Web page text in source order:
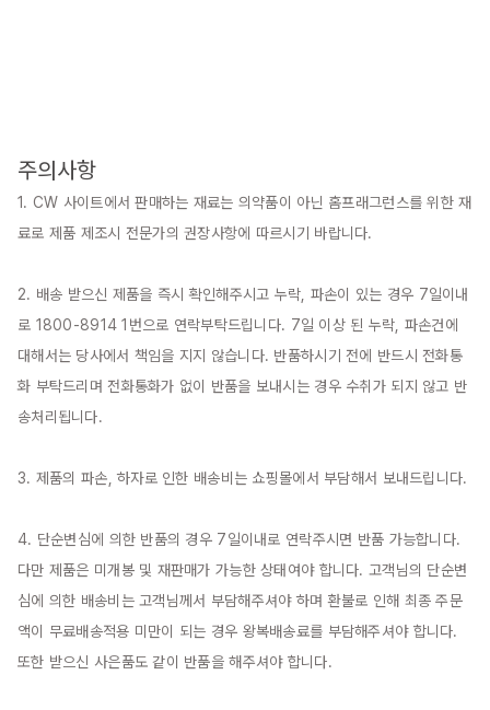
주의사항
1. CW 사이트에서 판매하는 재료는 의약품이 아닌 홈프래그런스를 위한 재
료로 제품 제조시 전문가의 권장사항에 따르시기 바랍니다.
2. 배송 받으신 제품을 즉시 확인해주시고 누락, 파손이 있는 경우 7일이내
로 1800-8914 1번으로 연락부탁드립니다. 7일 이상 된 누락, 파손건에
대해서는 당사에서 책임을 지지 않습니다. 반품하시기 전에 반드시 전화통
화 부탁드리며 전화통화가 없이 반품을 보내시는 경우 수취가 되지 않고 반
송처리됩니다.
3. 제품의 파손, 하자로 인한 배송비는 쇼핑몰에서 부담해서 보내드립니다.
4. 단순변심에 의한 반품의 경우 7일이내로 연락주시면 반품 가능합니다.
다만 제품은 미개봉 및 재판매가 가능한 상태여야 합니다. 고객님의 단순변
심에 의한 배송비는 고객님께서 부담해주셔야 하며 환불로 인해 최종 주문
액이 무료배송적용 미만이 되는 경우 왕복배송료를 부담해주셔야 합니다.
또한 받으신 사은품도 같이 반품을 해주셔야 합니다.